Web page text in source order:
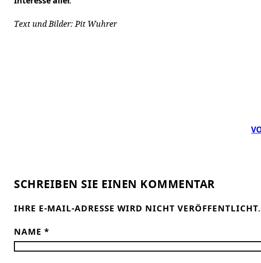
Text und Bilder: Pit Wuhrer
SCHREIBEN SIE EINEN KOMMENTAR
IHRE E-MAIL-ADRESSE WIRD NICHT VERÖFFENTLICHT.
NAME *